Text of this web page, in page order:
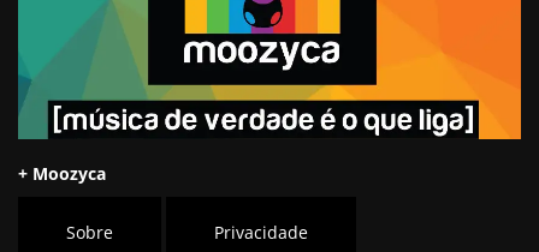
+ Moozyca
Sobre Privacidade